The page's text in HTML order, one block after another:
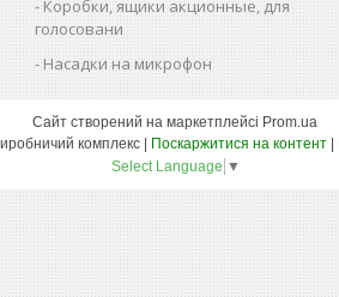
Коробки, ящики акционные, для
голосовани
Насадки на микрофон
Сайт створений на маркетплейсі Prom.ua
Поскаржитися на контент
Select Language ▼